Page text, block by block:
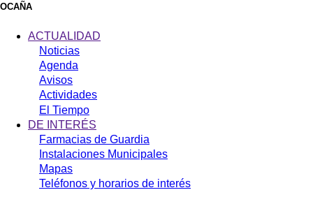
enlaces
de
ayuda
navegación
OCAÑA
ACTUALIDAD
Noticias
Agenda
Avisos
Actividades
El Tiempo
DE INTERÉS
Farmacias de Guardia
Instalaciones Municipales
Mapas
Teléfonos y horarios de interés